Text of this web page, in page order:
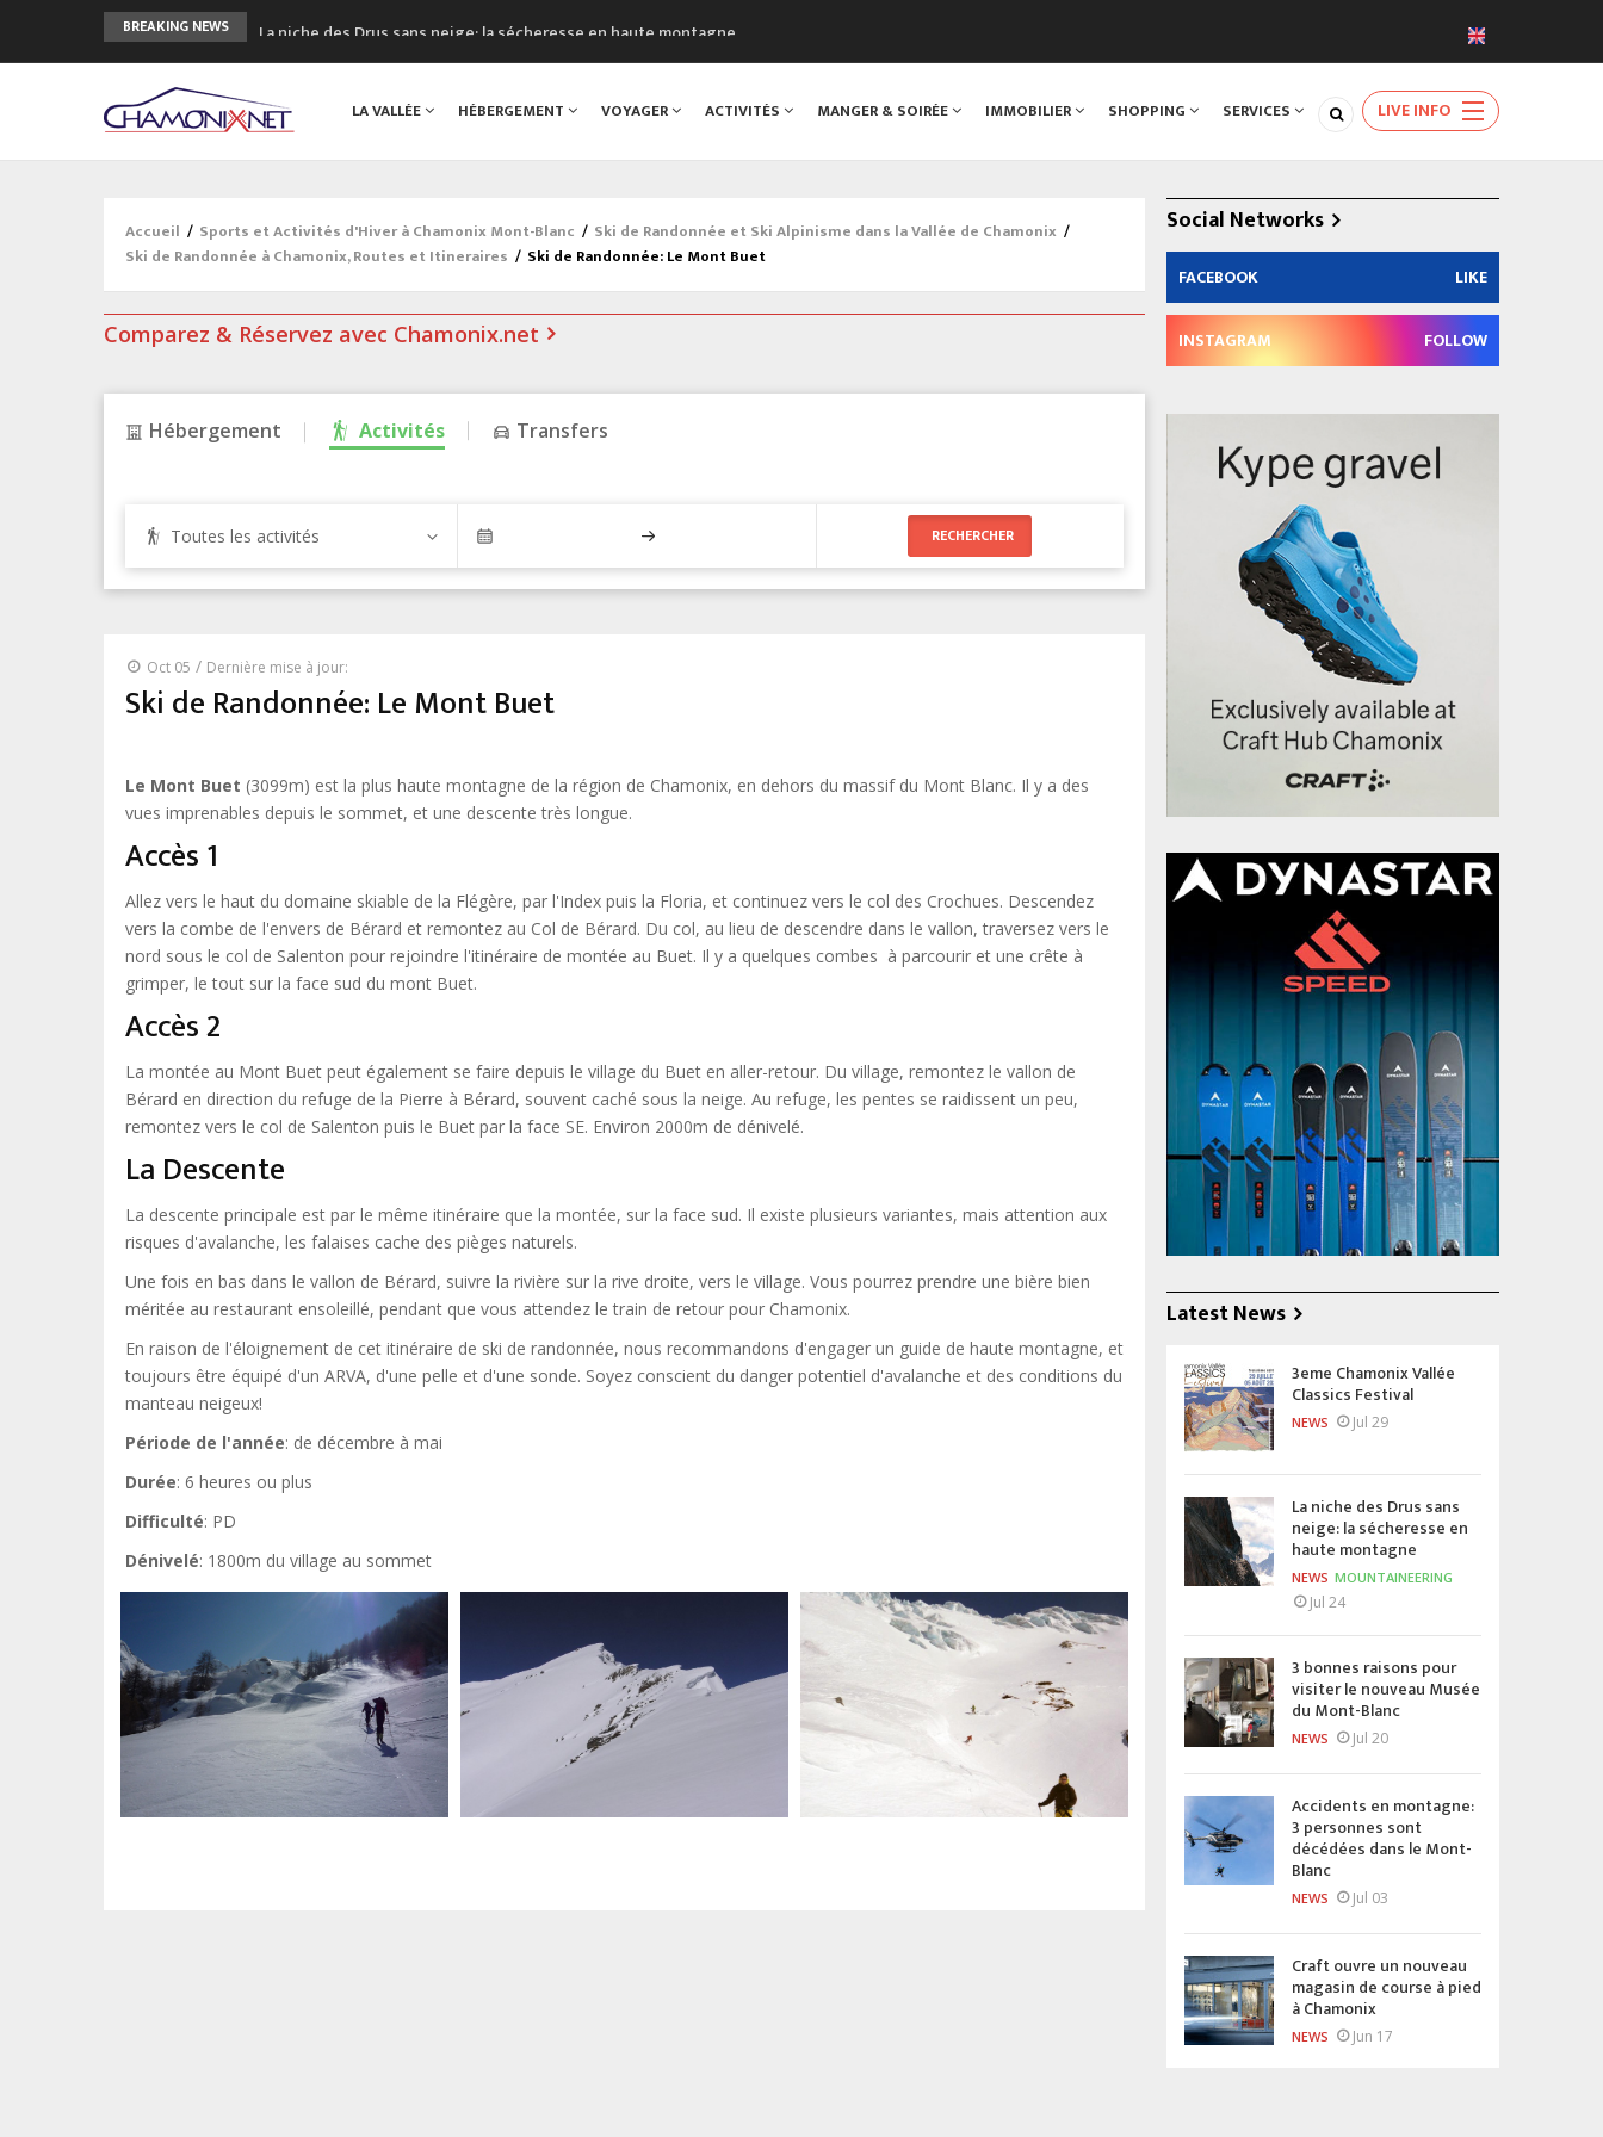
BREAKING NEWS
La niche des Drus sans neige: la sécheresse en haute montagne
Craft ouvre un nouveau magasin de course à pied à Chamonix
3eme Chamonix Vallée Classics Festival
LA VALLÉE HÉBERGEMENT VOYAGER ACTIVITÉS MANGER & SOIRÉE IMMOBILIER SHOPPING SERVICES LIVE INFO
Accueil / Sports et Activités d'Hiver à Chamonix Mont-Blanc / Ski de Randonnée et Ski Alpinisme dans la Vallée de Chamonix /
Ski de Randonnée à Chamonix, Routes et Itineraires / Ski de Randonnée: Le Mont Buet
Comparez & Réservez avec Chamonix.net
Hébergement Activités Transfers
Toutes les activités
Oct 05 / Dernière mise à jour:
Ski de Randonnée: Le Mont Buet
Le Mont Buet (3099m) est la plus haute montagne de la région de Chamonix, en dehors du massif du Mont Blanc. Il y a des
vues imprenables depuis le sommet, et une descente très longue.
Accès 1
Allez vers le haut du domaine skiable de la Flégère, par l'Index puis la Floria, et continuez vers le col des Crochues. Descendez
vers la combe de l'envers de Bérard et remontez au Col de Bérard. Du col, au lieu de descendre dans le vallon, traversez vers le
nord sous le col de Salenton pour rejoindre l'itinéraire de montée au Buet. Il y a quelques combes à parcourir et une crête à
grimper, le tout sur la face sud du mont Buet.
Accès 2
La montée au Mont Buet peut également se faire depuis le village du Buet en aller-retour. Du village, remontez le vallon de
Bérard en direction du refuge de la Pierre à Bérard, souvent caché sous la neige. Au refuge, les pentes se raidissent un peu,
remontez vers le col de Salenton puis le Buet par la face SE. Environ 2000m de dénivelé.
La Descente
La descente principale est par le même itinéraire que la montée, sur la face sud. Il existe plusieurs variantes, mais attention aux
risques d'avalanche, les falaises cache des pièges naturels.
Une fois en bas dans le vallon de Bérard, suivre la rivière sur la rive droite, vers le village. Vous pourrez prendre une bière bien
méritée au restaurant ensoleillé, pendant que vous attendez le train de retour pour Chamonix.
En raison de l'éloignement de cet itinéraire de ski de randonnée, nous recommandons d'engager un guide de haute montagne, et
toujours être équipé d'un ARVA, d'une pelle et d'une sonde. Soyez conscient du danger potentiel d'avalanche et des conditions du
manteau neigeux!
Période de l'année: de décembre à mai
Durée: 6 heures ou plus
Difficulté: PD
Dénivelé: 1800m du village au sommet
Social Networks
FACEBOOK LIKE
INSTAGRAM FOLLOW
Latest News
3eme Chamonix Vallée
Classics Festival
NEWS Jul 29
La niche des Drus sans
neige: la sécheresse en
haute montagne
NEWS MOUNTAINEERING
Jul 24
3 bonnes raisons pour
visiter le nouveau Musée
du Mont-Blanc
NEWS Jul 20
Accidents en montagne:
3 personnes sont
décédées dans le Mont-
Blanc
NEWS Jul 03
Craft ouvre un nouveau
magasin de course à pied
à Chamonix
NEWS Jun 17